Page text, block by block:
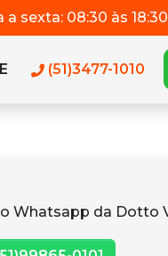
a sexta: 08:30 às
(51)3477-1010
Whatsapp da Dotto